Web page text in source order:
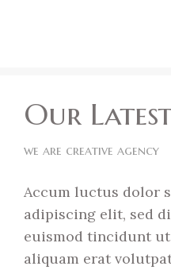
Our
we are creative agency
Accum luctus dolor
adipiscing elit, sed
euismod tincidunt
aliquam erat